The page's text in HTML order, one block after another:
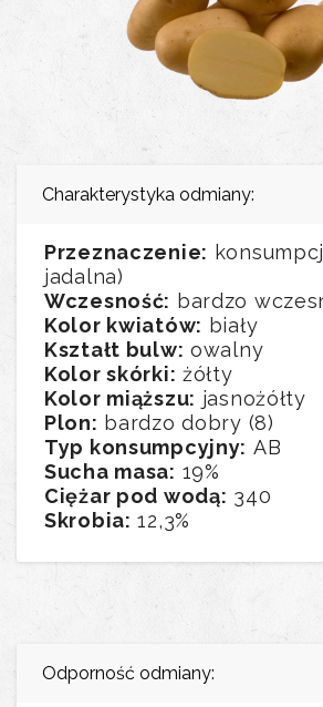
Charakterystyka odmiany:
Przeznaczenie:
jadalna)
Wczesność: bardzo
Kolor kwiatów: biały
Kształt bulw: owalny
Kolor skórki: żółty
Kolor miąższu: jasnożółty
Plon: bardzo dobry (8)
Typ konsumpcyjny: AB
Sucha masa: 19%
Ciężar pod wodą: 340
Skrobia: 12,3%
Odporność odmiany: